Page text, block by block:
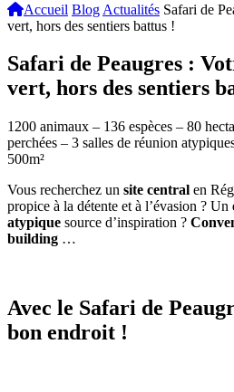
Accueil Blog Actualités Safari de
vert, hors des sentiers battus !
Safari de Peaugres :
vert, hors des sentiers
1200 animaux – 136 espèces – 80
perchées – 3 salles de réunion
500m²
Vous recherchez un site central en
propice à la détente et à l’évasion ? Un
atypique source d’inspiration ? C
building …
Avec le Safari de
bon endroit !